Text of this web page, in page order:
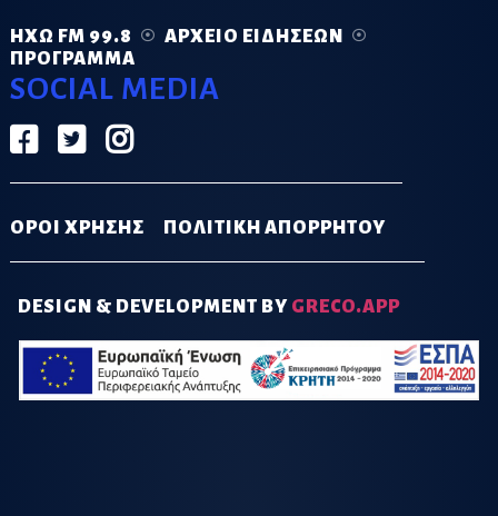
ΗΧΏ FM 99.8
ΑΡΧΕΊΟ ΕΙΔΉΣΕΩΝ
ΠΡΌΓΡΑΜΜΑ
SOCIAL MEDIA
ΟΡΟΙ ΧΡΗΣΗΣ ΠΟΛΙΤΙΚΗ ΑΠΟΡΡΗΤΟΥ
DESIGN & DEVELOPMENT BY GRECO.APP